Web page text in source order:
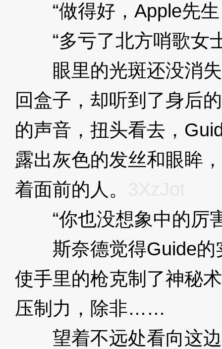
“做得好，Apple先生
“多亏了北方哨歌女
眼里的光斑还没消失
回盒子，却听到了身后
的声音，扭头看去，
露出灰色的发丝和眼眸
着面前的人。
“你也没想象中的厉
斯奈德觉得Guide的
使手里的枪克制了神秘
压制力，除非……
望着不远处看向这边